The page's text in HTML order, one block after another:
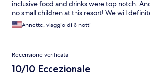
inclusive food and drinks were top notch.
no small children at this resort! We will
Annette, viaggio di 3 notti
Recensione verificata
10/10 Eccezionale